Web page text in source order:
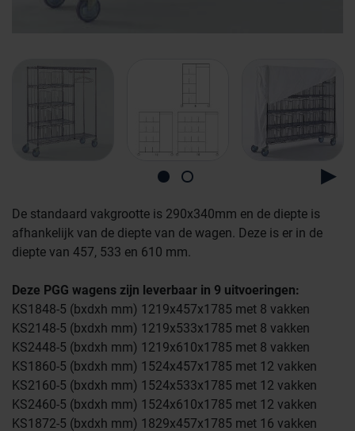
De standaard vakgrootte is 290x340mm en de diepte is
afhankelijk van de diepte van de wagen. Deze is er in de
diepte van 457, 533 en 610 mm.
Deze PGG wagens zijn leverbaar in 9 uitvoeringen:
KS1848-5 (bxdxh mm) 1219x457x1785 met 8 vakken
KS2148-5 (bxdxh mm) 1219x533x1785 met 8 vakken
KS2448-5 (bxdxh mm) 1219x610x1785 met 8 vakken
KS1860-5 (bxdxh mm) 1524x457x1785 met 12 vakken
KS2160-5 (bxdxh mm) 1524x533x1785 met 12 vakken
KS2460-5 (bxdxh mm) 1524x610x1785 met 12 vakken
KS1872-5 (bxdxh mm) 1829x457x1785 met 16 vakken
Logistiek en opslag
Afvalinzamelaars
Farmaceutische industrie
Werkplekinrichting